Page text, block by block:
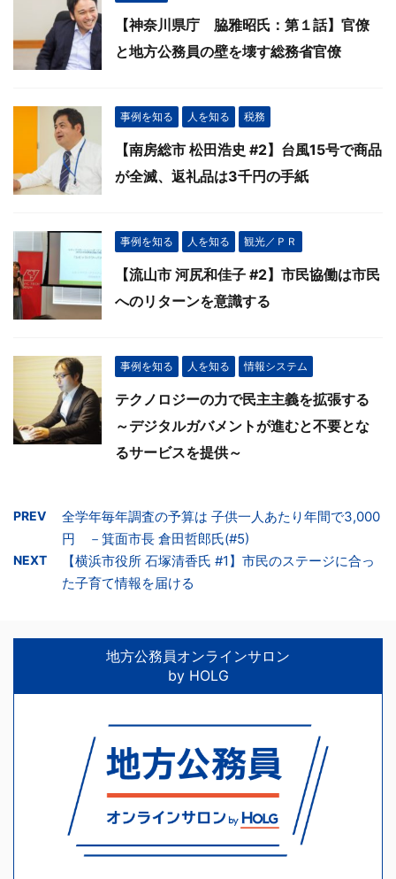
【神奈川県庁 脇雅昭氏：第１話】官僚
と地方公務員の壁を壊す総務省官僚
事例を知る 人を知る 税務
【南房総市 松田浩史 #2】台風15号で商品
が全滅、返礼品は3千円の手紙
事例を知る 人を知る 観光／ＰＲ
【流山市 河尻和佳子 #2】市民協働は市民
へのリターンを意識する
事例を知る 人を知る 情報システム
テクノロジーの力で民主主義を拡張する
～デジタルガバメントが進むと不要とな
るサービスを提供～
PREV
全学年毎年調査の予算は 子供一人あたり年間で3,000
円 －箕面市長 倉田哲郎氏(#5)
NEXT
【横浜市役所 石塚清香氏 #1】市民のステージに合っ
た子育て情報を届ける
地方公務員オンラインサロン
by HOLG